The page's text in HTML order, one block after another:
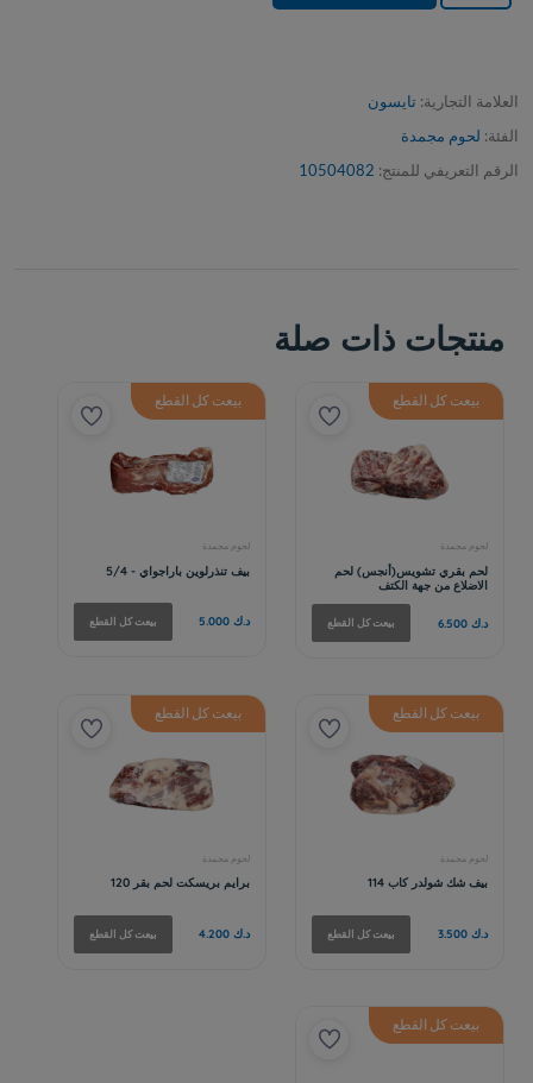
العلامة التجارية: تايسون
الفئة: لحوم مجمدة
الرقم التعريفي للمنتج: 10504082
منتجات ذات صلة
بيعت كل القطع بيعت كل القطع
بيعت كل القطع بيعت كل القطع
بيعت كل القطع